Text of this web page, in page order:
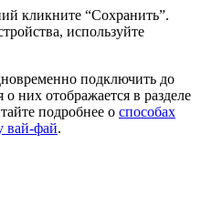
кликните “Сохранить”.
используйте
подключить до
них отображается в разделе
подробнее о способах
вай-фай.